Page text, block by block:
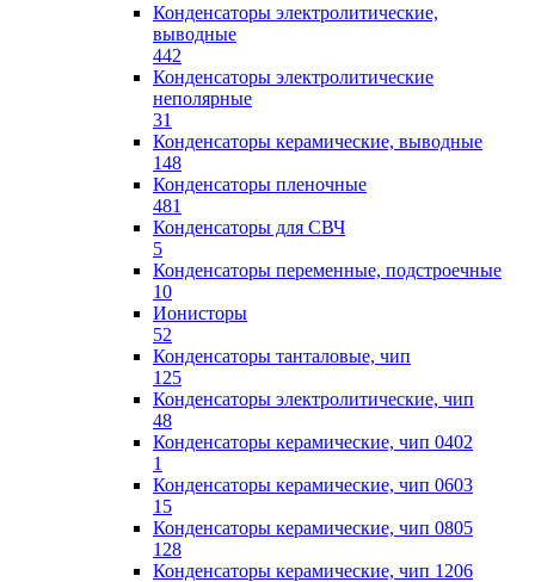
Конденсаторы электролитические,
выводные
442
Конденсаторы электролитические
неполярные
31
Конденсаторы керамические, выводные
148
Конденсаторы пленочные
481
Конденсаторы для СВЧ
5
Конденсаторы переменные, подстроечные
10
Ионисторы
52
Конденсаторы танталовые, чип
125
Конденсаторы электролитические, чип
48
Конденсаторы керамические, чип 0402
1
Конденсаторы керамические, чип 0603
15
Конденсаторы керамические, чип 0805
128
Конденсаторы керамические, чип 1206